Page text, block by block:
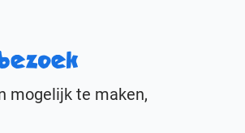
mogelijk te maken,